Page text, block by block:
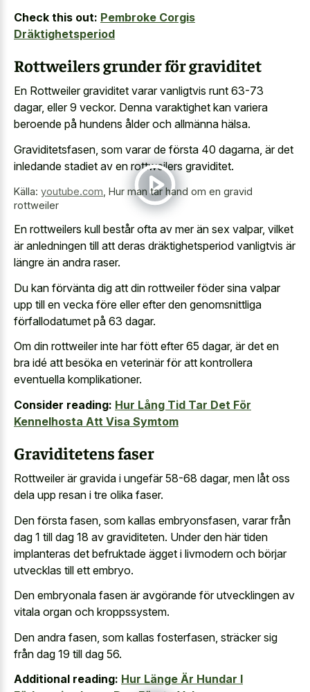
Check this out: Pembroke Corgis
Dräktighetsperiod
Rottweilers grunder för graviditet
En Rottweiler graviditet varar vanligtvis runt 63-73
dagar, eller 9 veckor. Denna varaktighet kan variera
beroende på hundens ålder och allmänna hälsa.
Graviditetsfasen, som varar de första 40 dagarna, är det
inledande stadiet av en rottweilers graviditet.
Källa: youtube.com Hur man tar hand om en gravid
rottweiler
En rottweilers kull består ofta av mer än sex valpar, vilket
är anledningen till att deras dräktighetsperiod vanligtvis är
längre än andra raser.
Du kan förvänta dig att din rottweiler föder sina valpar
upp till en vecka före eller efter den genomsnittliga
förfallodatumet på 63 dagar.
Om din rottweiler inte har fött efter 65 dagar, är det en
bra idé att besöka en veterinär för att kontrollera
eventuella komplikationer.
Consider reading: Hur Lång Tid Tar Det För
Kennelhosta Att Visa Symtom
Graviditetens faser
Rottweiler är gravida i ungefär 58-68 dagar, men låt oss
dela upp resan i tre olika faser.
Den första fasen, som kallas embryonsfasen, varar från
dag 1 till dag 18 av graviditeten. Under den här tiden
implanteras det befruktade ägget i livmodern och börjar
utvecklas till ett embryo.
Den embryonala fasen är avgörande för utvecklingen av
vitala organ och kroppssystem.
Den andra fasen, som kallas fosterfasen, sträcker sig
från dag 19 till dag 56.
Additional reading: Hur Länge Är Hundar I